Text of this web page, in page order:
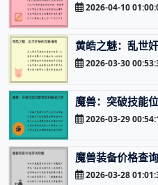
2026-04-10
黄皓之魅：乱世
2026-03-30
魔兽：突破技能
2026-03-29
魔兽装备价格查
2026-03-28